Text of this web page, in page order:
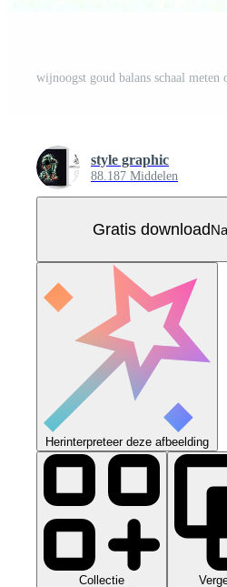
style graphic
88.187 Middelen
Gratis download
Herinterpreteer deze afbeelding
Collectie